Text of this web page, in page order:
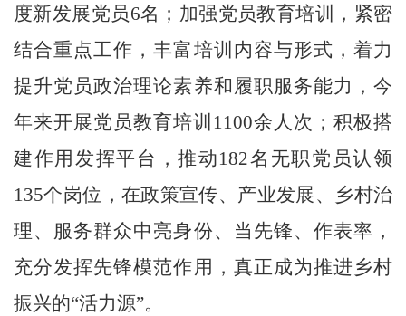
度新发展党员6名；加强党员教育培训，紧密
结合重点工作，丰富培训内容与形式，着力
提升党员政治理论素养和履职服务能力，今
年来开展党员教育培训 1100余人次；积极搭
建作用发挥平台，推动182名无职党员认领
135个岗位，在政策宣传、产业发展、乡村治
理、服务群众中亮身份、当先锋、作表率，
充分发挥先锋模范作用，真正成为推进乡村
振兴的“活力源”。